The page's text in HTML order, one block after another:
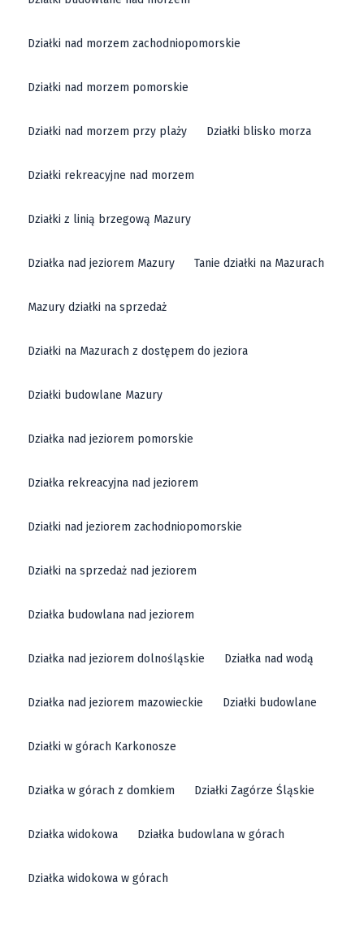
Działki nad morzem zachodniopomorskie
Działki nad morzem pomorskie
Działki nad morzem przy plaży Działki blisko morza
Działki rekreacyjne nad morzem
Działki z linią brzegową Mazury
Działka nad jeziorem Mazury Tanie działki na Mazurach
Mazury działki na sprzedaż
Działki na Mazurach z dostępem do jeziora
Działki budowlane Mazury
Działka nad jeziorem pomorskie
Działka rekreacyjna nad jeziorem
Działki nad jeziorem zachodniopomorskie
Działki na sprzedaż nad jeziorem
Działka budowlana nad jeziorem
Działka nad jeziorem dolnośląskie Działka nad wodą
Działka nad jeziorem mazowieckie Działki budowlane
Działki w górach Karkonosze
Działka w górach z domkiem Działki Zagórze Śląskie
Działka widokowa Działka budowlana w górach
Działka widokowa w górach